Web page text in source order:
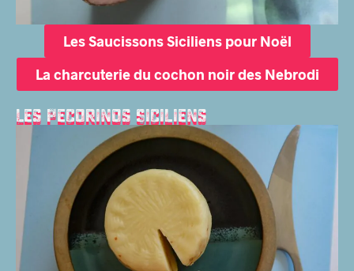
Les Saucissons Siciliens pour Noël
La charcuterie du cochon noir des Nebrodi
Les pecorinos Siciliens